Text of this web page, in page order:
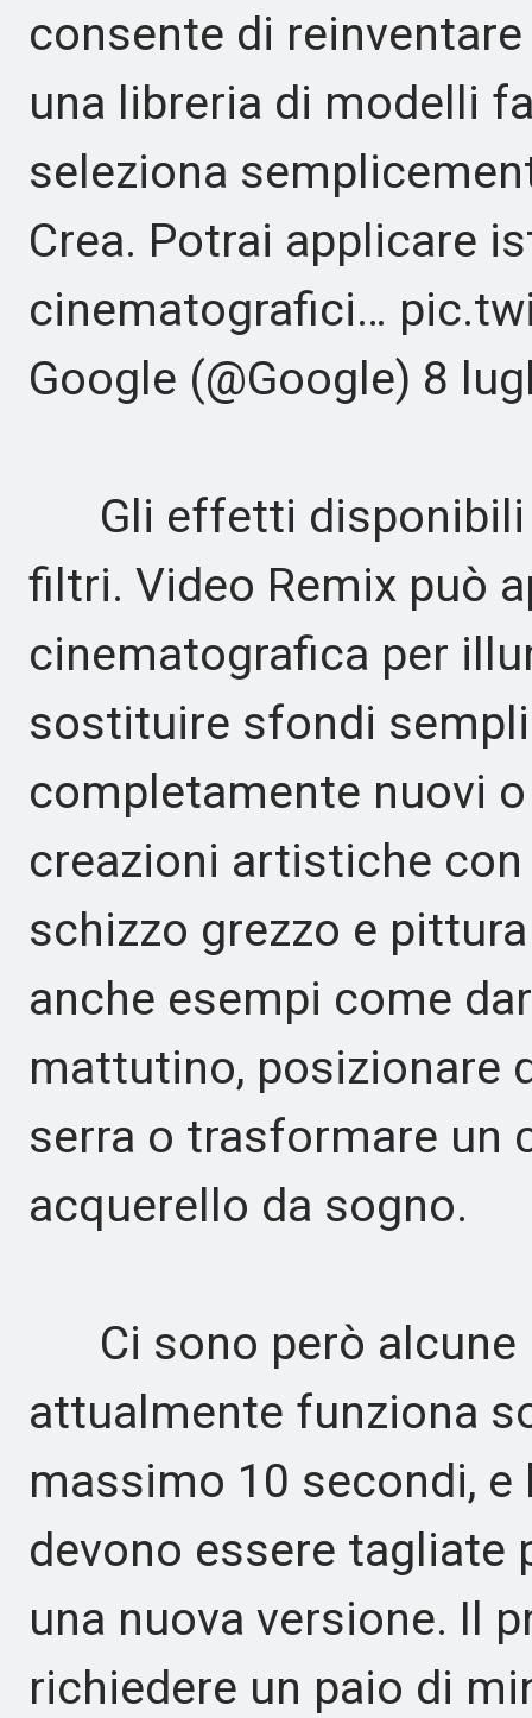
consente di
una libreria di modelli
seleziona
Crea. Potrai applicare
cinematografici…
Google (@Google) 8
Gli effetti disponibili
filtri. Video Remix può
cinematografica per
sostituire sfondi
completamente nuovi
creazioni artistiche
schizzo grezzo e
anche esempi come
mattutino, posizionare
serra o trasformare un
acquerello da sogno.
Ci sono però alcune
attualmente funziona
massimo 10 secondi,
devono essere tagliate
una nuova versione. Il
richiedere un paio di